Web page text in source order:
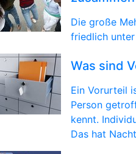
Die große
friedlich unter
Was sind
Ein Vorurteil
Person
kennt.
Das hat